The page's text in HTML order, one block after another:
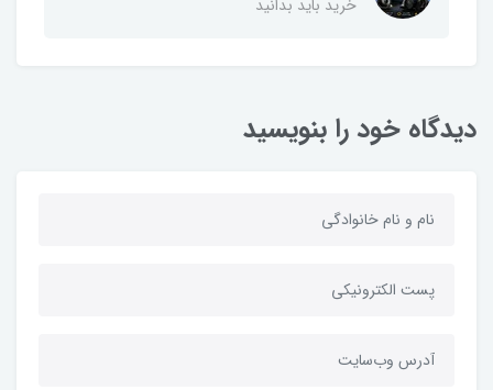
خرید باید بدانید
دیدگاه خود را بنویسید